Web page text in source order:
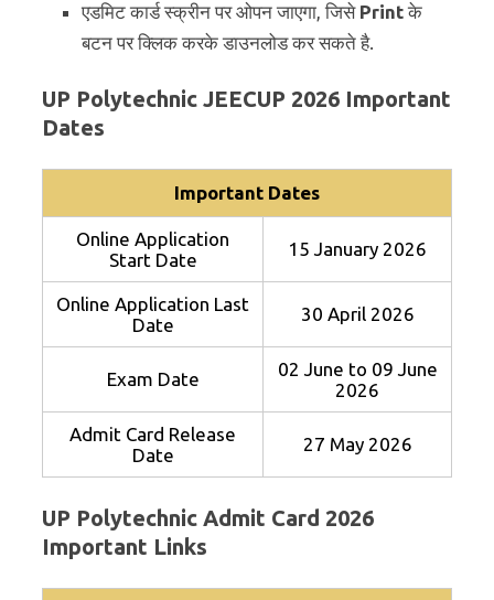
एडमिट कार्ड स्क्रीन पर ओपन जाएगा, जिसे Printके
बटन पर क्लिक करके डाउनलोड कर सकते है.
UP Polytechnic JEECUP 2026 Important
Dates
Important Dates
Online Application
Start Date
15 January 2026
Online Application Last
Date
30 April 2026
Exam Date
02 June to 09 June
2026
Admit Card Release
Date
27 May 2026
UP Polytechnic Admit Card 2026
Important Links